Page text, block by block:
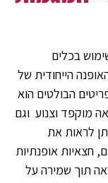
בכלים
הייחודית של
הבולטים הוא
מוקפד וצנוע וגם
לראות את
חצאיות אופנתיות
תוך שמירה על